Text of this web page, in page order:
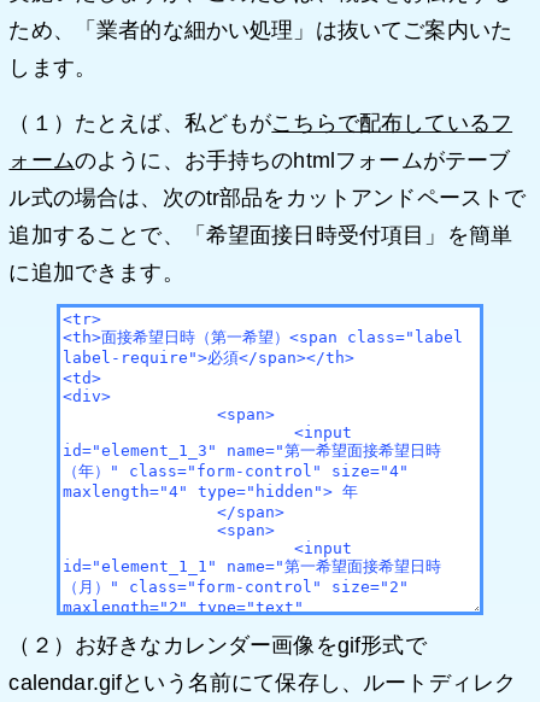
ため、「業者的な細かい処理」は抜いてご案内いた
します。
（１）たとえば、私どもがこちらで配布しているフ
ォームのように、お手持ちのhtmlフォームがテーブ
ル式の場合は、次のtr部品をカットアンドペーストで
追加することで、「希望面接日時受付項目」を簡単
に追加できます。
（２）お好きなカレンダー画像をgif形式で
calendar.gifという名前にて保存し、ルートディレク